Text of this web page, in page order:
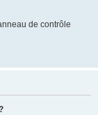
de contrôle